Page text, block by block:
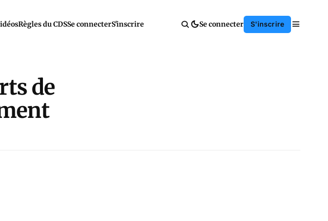
Règles du CDSSe connecterS'inscrire Se connecter S'inscrire
de